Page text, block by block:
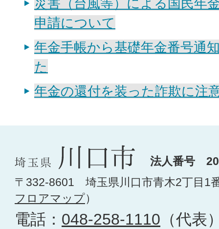
災害（台風等）による国民年
申請について
年金手帳から基礎年金番号通
た
年金の還付を装った詐欺に注
法人番号
〒332-8601 埼玉県川口市青木2丁目1
フロアマップ）
電話： 048-258-1110 （代表